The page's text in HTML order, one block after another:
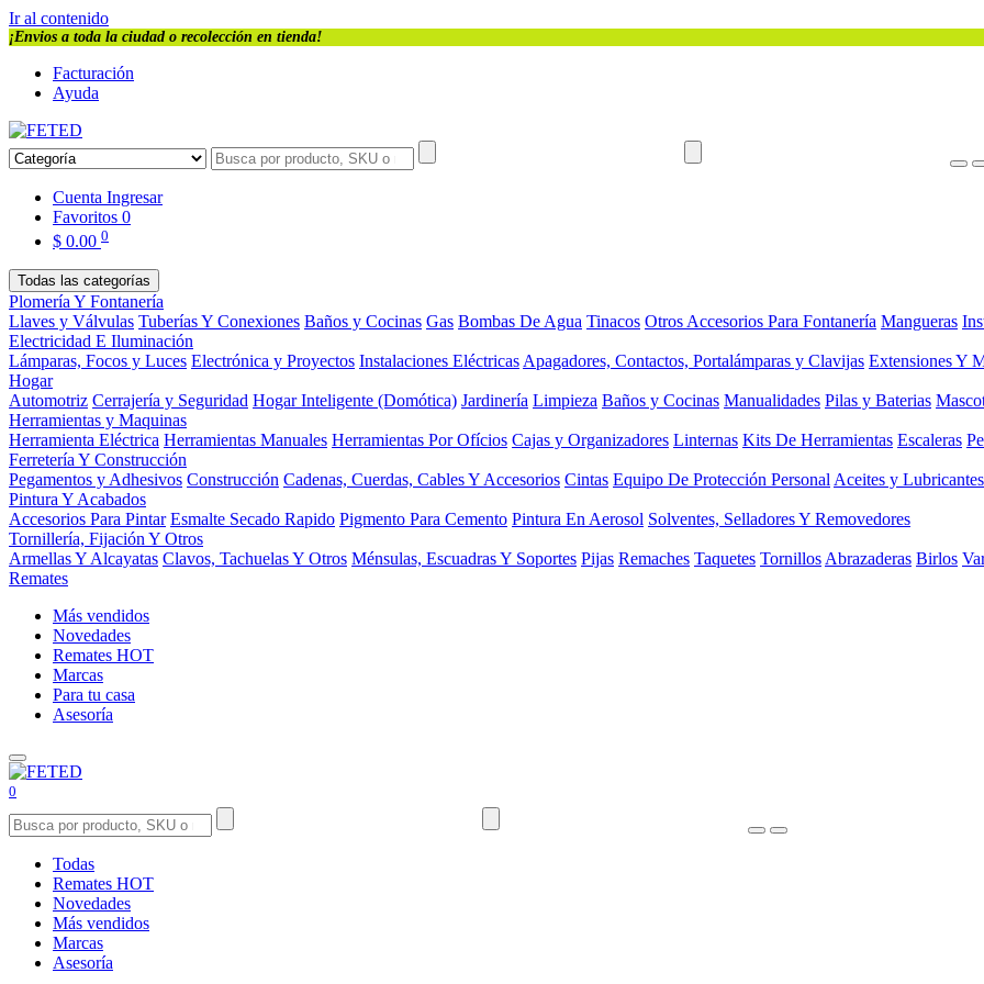
Ir al contenido
¡Envios a toda la ciudad o recolección en tienda!
Facturación
Ayuda
Cuenta Ingresar
Favoritos 0
$ 0.00 0
Todas las categorías
Plomería Y Fontanería
Llaves y Válvulas Tuberías Y Conexiones Baños y Cocinas Gas Bombas De Agua Tinacos Otros Accesorios Para Fontanería Mangueras
Electricidad E Iluminación
Lámparas, Focos y Luces Electrónica y Proyectos Instalaciones Eléctricas Apagadores, Contactos, Portalámparas y Clavijas Extensiones Y
Hogar
Automotriz Cerrajería y Seguridad Hogar Inteligente (Domótica) Jardinería Limpieza Baños y Cocinas Manualidades Pilas y Baterias
Herramientas y Maquinas
Herramienta Eléctrica Herramientas Manuales Herramientas Por Ofícios Cajas y Organizadores Linternas Kits De Herramientas Escaleras
Ferretería Y Construcción
Pegamentos y Adhesivos Construcción Cadenas, Cuerdas, Cables Y Accesorios Cintas Equipo De Protección Personal Aceites y Lubricantes
Pintura Y Acabados
Accesorios Para Pintar Esmalte Secado Rapido Pigmento Para Cemento Pintura En Aerosol Solventes, Selladores Y Removedores
Tornillería, Fijación Y Otros
Armellas Y Alcayatas Clavos, Tachuelas Y Otros Ménsulas, Escuadras Y Soportes Pijas Remaches Taquetes Tornillos Abrazaderas Birlos
Remates
Más vendidos
Novedades
Remates HOT
Marcas
Para tu casa
Asesoría
0
Todas
Remates HOT
Novedades
Más vendidos
Marcas
Asesoría